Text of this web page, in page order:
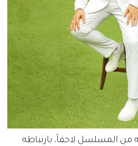
من المسلسل لاحقاً، بارتباطه